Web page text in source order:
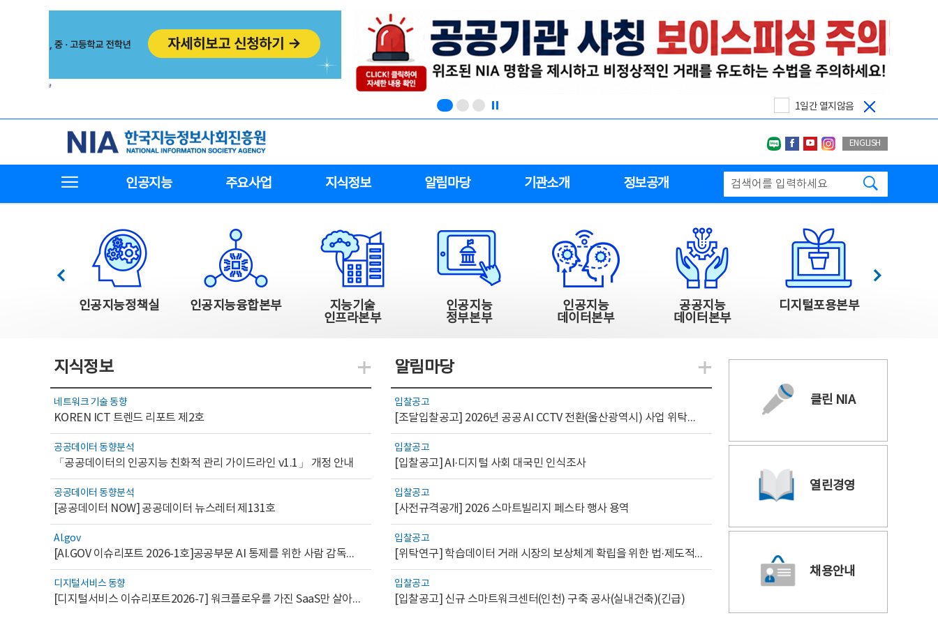
1일간 열지않음
한국지능정보사회진흥원
네이버블로그
페이스북
유투브인스타그랩
ENGLISH
인공지능 주요사업 지식정보 알림마당 기관소개 정보공개
한국지능정보사회진흥원 주요사업
인공지능정책실 인공지능융합본부
지능기술
인프라본부
인공지능
정부본부
인공지능
데이터본부
공공지능
데이터본부
디지털포용본부
이전 다음
지식정보
네트워크 기술 동향
KOREN ICT 트렌드 리포트 제2호
공공데이터 동향분석
「공공데이터의 인공지능 친화적 관리 가이드라인 v1.1」 개정 안내
공공데이터 동향분석
[공공데이터 NOW] 공공데이터 뉴스레터 제131호
AI.gov
[AI.GOV 이슈리포트 2026-1호]공공부문 AI 통제를 위한 사람 감독의 해외 사례 분석 및 시사점
디지털서비스 동향
[디지털서비스 이슈리포트2026-7] 워크플로우를 가진 SaaS만 살아남는다
지식관련 더보기
알림마당
입찰공고
[조달입찰공고] 2026년 공공 AI CCTV 전환(울산광역시) 사업 위탁감리
입찰공고
[입찰공고] AI·디지털 사회 대국민 인식조사
입찰공고
[사전규격공개] 2026 스마트빌리지 페스타 행사 용역
입찰공고
[위탁연구] 학습데이터 거래 시장의 보상체계 확립을 위한 법·제도적 검토 방안 연구
입찰공고
[입찰공고] 신규 스마트워크센터(인천) 구축 공사(실내건축)(긴급)
알림관련 더보기
클린 NIA
열린경영
채용안내